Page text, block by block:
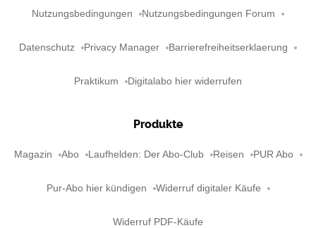
Nutzungsbedingungen Nutzungsbedingungen Forum
Datenschutz Privacy Manager Barrierefreiheitserklaerung
Praktikum Digitalabo hier widerrufen
Produkte
Magazin Abo Laufhelden: Der Abo-Club Reisen PUR Abo
Pur-Abo hier kündigen Widerruf digitaler Käufe
Widerruf PDF-Käufe